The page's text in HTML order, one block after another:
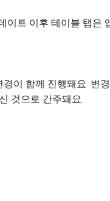
트 이후 테이블 탭은
이 함께 진행돼요. 변
것으로 간주돼요.